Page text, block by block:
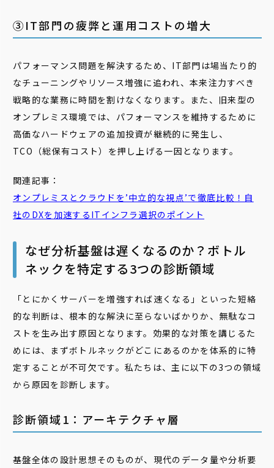
③IT部門の疲弊と運用コストの増大
パフォーマンス問題を解決するため、IT部門は場当たり的
なチューニングやリソース増強に追われ、本来注力すべき
戦略的な業務に時間を割けなくなります。また、旧来型の
オンプレミス環境では、パフォーマンスを維持するために
高価なハードウェアの追加投資が継続的に発生し、
TCO（総保有コスト）を押し上げる一因となります。
関連記事：
オンプレミス とクラウドを’中立的な視点’で徹底比較！自
社のDXを加速するITインフラ選択のポイント
なぜ分析基盤は遅くなるのか？ボトル
ネックを特定する3つの診断領域
「とにかくサーバーを増強すれば速くなる」といった短絡
的な判断は、根本的な解決に至らないばかりか、無駄なコ
ストを生み出す原因となります。効果的な対策を講じるた
めには、まずボトルネックがどこにあるのかを体系的に特
定することが不可欠です。私たちは、主に以下の3つの領域
から原因を診断します。
診断領域1：アーキテクチャ層
基盤全体の設計思想そのものが、現代のデータ量や分析要